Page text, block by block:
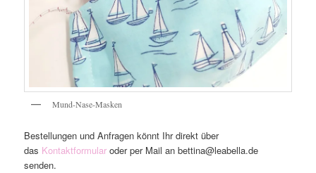
Mund-Nase-Masken
Bestellungen und Anfragen könnt Ihr direkt über
das Kontaktformularoder per Mail an bettina@leabella.de
senden.